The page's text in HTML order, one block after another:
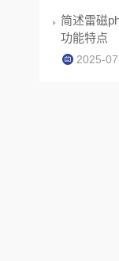
简述雷磁
功能特点
2025-